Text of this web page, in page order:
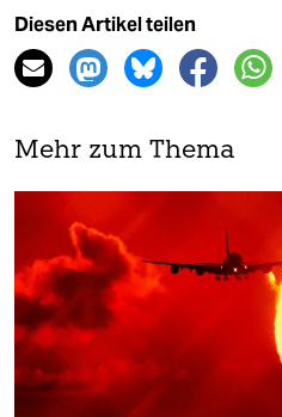
Diesen Artikel teilen
Mehr zum Thema